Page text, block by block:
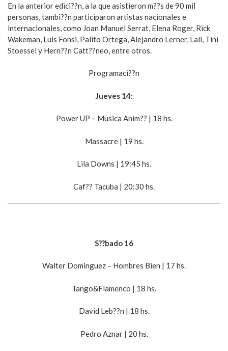
En la anterior edici??n, a la que asistieron m??s de 90 mil
personas, tambi??n participaron artistas nacionales e
internacionales, como Joan Manuel Serrat, Elena Roger, Rick
Wakeman, Luis Fonsi, Palito Ortega, Alejandro Lerner, Lali, Tini
Stoessel y Hern??n Catt??neo, entre otros.
Programaci??n
Jueves 14:
Power UP – Musica Anim?? | 18 hs.
Massacre | 19 hs.
Lila Downs | 19:45 hs.
Caf?? Tacuba | 20:30 hs.
S??bado 16
Walter Dominguez – Hombres Bien | 17 hs.
Tango&Flamenco | 18 hs.
David Leb??n | 18 hs.
Pedro Aznar | 20 hs.